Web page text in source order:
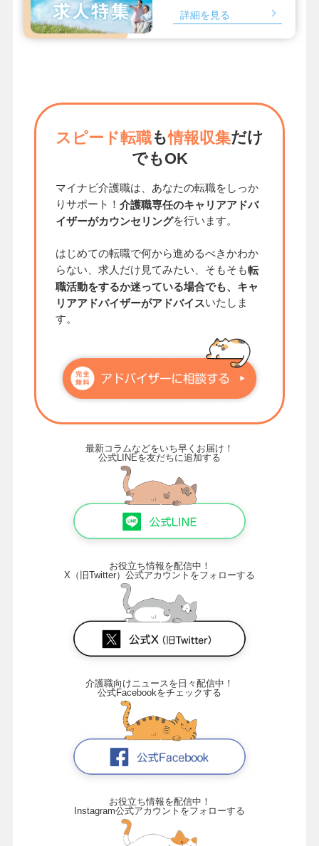
詳細を見る
スピード転職も情報収集だけ
でもOK
マイナビ介護職は、あなたの転職をしっか
りサポート！ 介護職専任のキャリアアドバ
イザーがカウンセリングを行います。
はじめての転職で何から進めるべきかわか
らない、求人だけ見てみたい、そもそも転
職活動をするか迷っている場合でも、キャ
リアアドバイザーがアドバイスいたしま
す。
最新コラムなどをいち早くお届け！
公式LINEを友だちに追加する
お役立ち情報を配信中！
X（旧Twitter）公式アカウントをフォローする
介護職向けニュースを日々配信中！
公式Facebookをチェックする
お役立ち情報を配信中！
Instagram公式アカウントをフォローする